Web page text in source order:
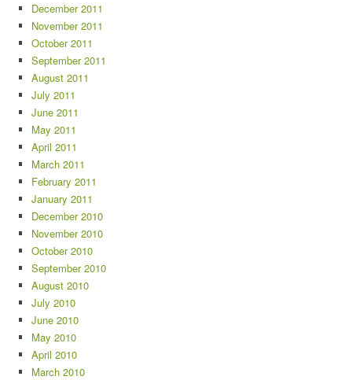
December 2011
November 2011
October 2011
September 2011
August 2011
July 2011
June 2011
May 2011
April 2011
March 2011
February 2011
January 2011
December 2010
November 2010
October 2010
September 2010
August 2010
July 2010
June 2010
May 2010
April 2010
March 2010